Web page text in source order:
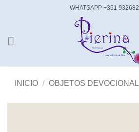
WHATSAPP +351
INICIO / OBJETOS